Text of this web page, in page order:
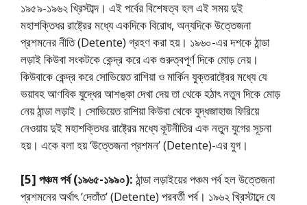
১৯৫৯-১৯৬২ খ্রিস্টাব্দ। এই পর্বের বিশেষত্ব হল এই সময় দুই
মহাশক্তিধর রাষ্ট্রের মধ্যে একদিকে বিরোধ, অন্যদিকে উত্তেজনা
প্রশমনের নীতি (Detente) গ্রহণ করা হয়। ১৯৬০-এর দশকে ঠান্ডা
লড়াই কিউবা সংকটকে কেন্দ্র করে এক গুরুত্বপূর্ণ দিকে মোড় নেয়।
কিউবাকে কেন্দ্র করে সোভিয়েত রাশিয়া ও মার্কিন যুক্তরাষ্ট্রের মধ্যে যে
ভয়াবহ আণবিক যুদ্ধের আশঙ্কা দেখা দেয় তা থেকে হঠাৎ নতুন দিকে মোড়
নেয় ঠান্ডা লড়াই। সোভিয়েত রাশিয়া কিউবা থেকে যুদ্ধজাহাজ ফিরিয়ে
নেওয়ায় দুই মহাশক্তিধর রাষ্ট্রের মধ্যে কূটনীতির এক নতুন যুগের সূচনা
হয়। একে বলা হয় ‘উত্তেজনা প্রশমন’ (Detente)-এর যুগ।
[5] পঞ্চম পর্ব (১৯৬৫-১৯৯০): ঠান্ডা লড়াইয়ের পঞ্চম পর্ব হল উত্তেজনা
প্রশমনের অর্থাৎ ‘দেতাঁত’ (Detente) পরবর্তী পর্ব। ১৯৬২ খ্রিস্টাব্দে যে